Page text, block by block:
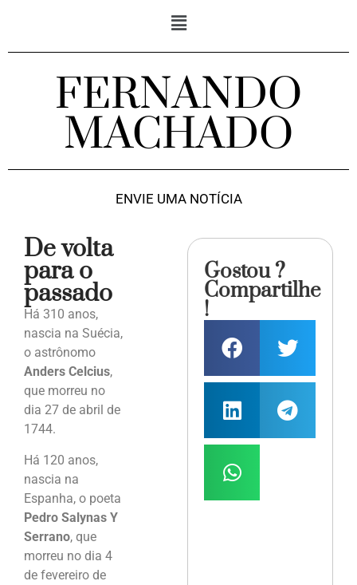
FERNANDO
MACHADO
ENVIE UMA NOTÍCIA
De volta
para o
passado
Há 310 anos,
nascia na Suécia,
o astrônomo
Anders Celcius,
que morreu no
dia 27 de abril de
1744.
Há 120 anos,
nascia na
Espanha, o poeta
Pedro Salynas Y
Serrano, que
morreu no dia 4
de fevereiro de
Gostou ?
Compartilhe
!